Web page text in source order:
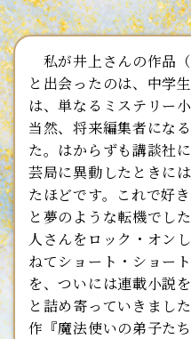
私が井上さんの作品
と出会ったのは、中学
は、単なるミステリー
当然、将来編集者にな
た。はからずも講談社
芸局に異動したときに
たほどです。これで好
と夢のような転機でし
人さんをロック・オン
ねてショート・ショー
を、ついには連載小説
と詰め寄っていきまし
作『魔法使いの弟子た